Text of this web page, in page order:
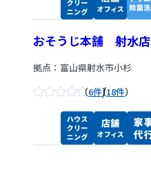
おそうじ本舗 射水店
拠点：富山県射水市小杉
6件/18件